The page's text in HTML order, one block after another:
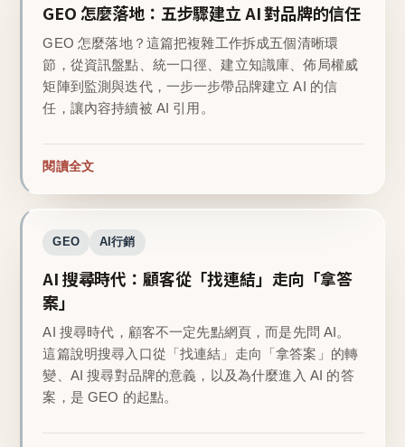
GEO 怎麼落地：五步驟建立 AI 對品牌的信任
GEO 怎麼落地？這篇把複雜工作拆成五個清晰環
節，從資訊盤點、統一口徑、建立知識庫、佈局權威
矩陣到監測與迭代，一步一步帶品牌建立 AI 的信
任，讓內容持續被 AI 引用。
閱讀全文
GEO AI行銷
AI 搜尋時代：顧客從「找連結」走向「拿答
案」
AI 搜尋時代，顧客不一定先點網頁，而是先問 AI。
這篇說明搜尋入口從「找連結」走向「拿答案」的轉
變、AI 搜尋對品牌的意義，以及為什麼進入 AI 的答
案，是 GEO 的起點。